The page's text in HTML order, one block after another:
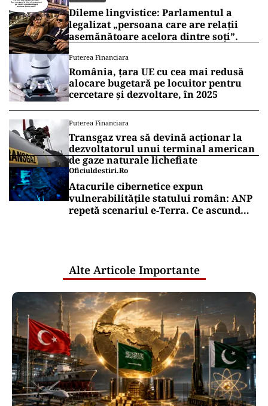
Dileme lingvistice: Parlamentul a
legalizat „persoana care are relații
asemănătoare acelora dintre soți”.
Puterea Financiara
România, țara UE cu cea mai redusă
alocare bugetară pe locuitor pentru
cercetare și dezvoltare, în 2025
Puterea Financiara
Transgaz vrea să devină acționar la
dezvoltatorul unui terminal american
de gaze naturale lichefiate
Oficiuldestiri.ro
Atacurile cibernetice expun
vulnerabilitățile statului român: ANP
repetă scenariul e‑Terra. Ce ascund
Alte Articole Importante